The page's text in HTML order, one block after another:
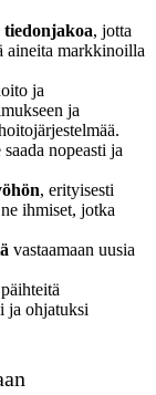
, jotta
aineita markkinoilla
ja
ja
nopeasti ja
, erityisesti
ihmiset, jotka
vastaamaan uusia
ja ohjatuksi